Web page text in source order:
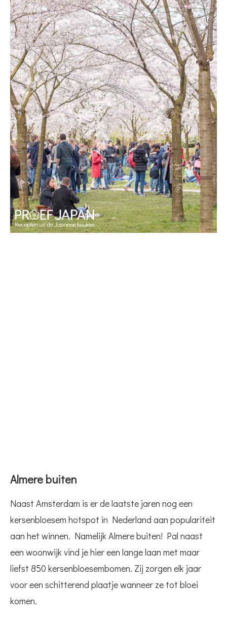
Almere buiten
Naast Amsterdam is er de laatste jaren nog een
kersenbloesem hotspot in Nederland aan populariteit
aan het winnen. Namelijk Almere buiten! Pal naast
een woonwijk vind je hier een lange laan met maar
liefst 850 kersenbloesembomen. Zij zorgen elk jaar
voor een schitterend plaatje wanneer ze tot bloei
komen.